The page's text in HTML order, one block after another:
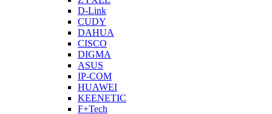
D-Link
CUDY
DAHUA
CISCO
DIGMA
ASUS
IP-COM
HUAWEI
KEENETIC
F+Tech